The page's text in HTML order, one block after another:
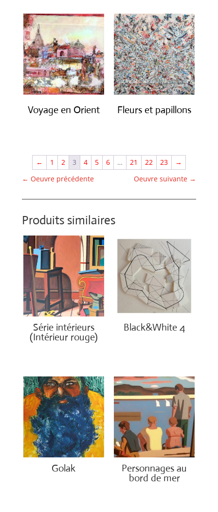
Voyage en Orient Fleurs et papillons
← 1 2 3 4 5 6 … 21 22 23
→
← Oeuvre précédente Oeuvre suivante →
Produits similaires
Série intérieurs
(Intérieur rouge)
Black&White 4
Golak
Personnages au
bord de mer